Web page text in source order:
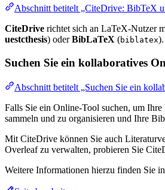
Abschnitt betitelt „CiteDrive: BibTeX
CiteDrive richtet sich an LaTeX-Nutzer
uestcthesis) oderBibLaTeX (biblatex
Suchen Sie ein kollaboratives
Abschnitt betitelt „Suchen Sie ein
Falls Sie ein Online-Tool suchen, um
sammeln und zu organisieren und Ihre
Mit CiteDrive können Sie auch
Overleaf zu verwalten, probieren Sie
Weitere Informationen hierzu finden Sie